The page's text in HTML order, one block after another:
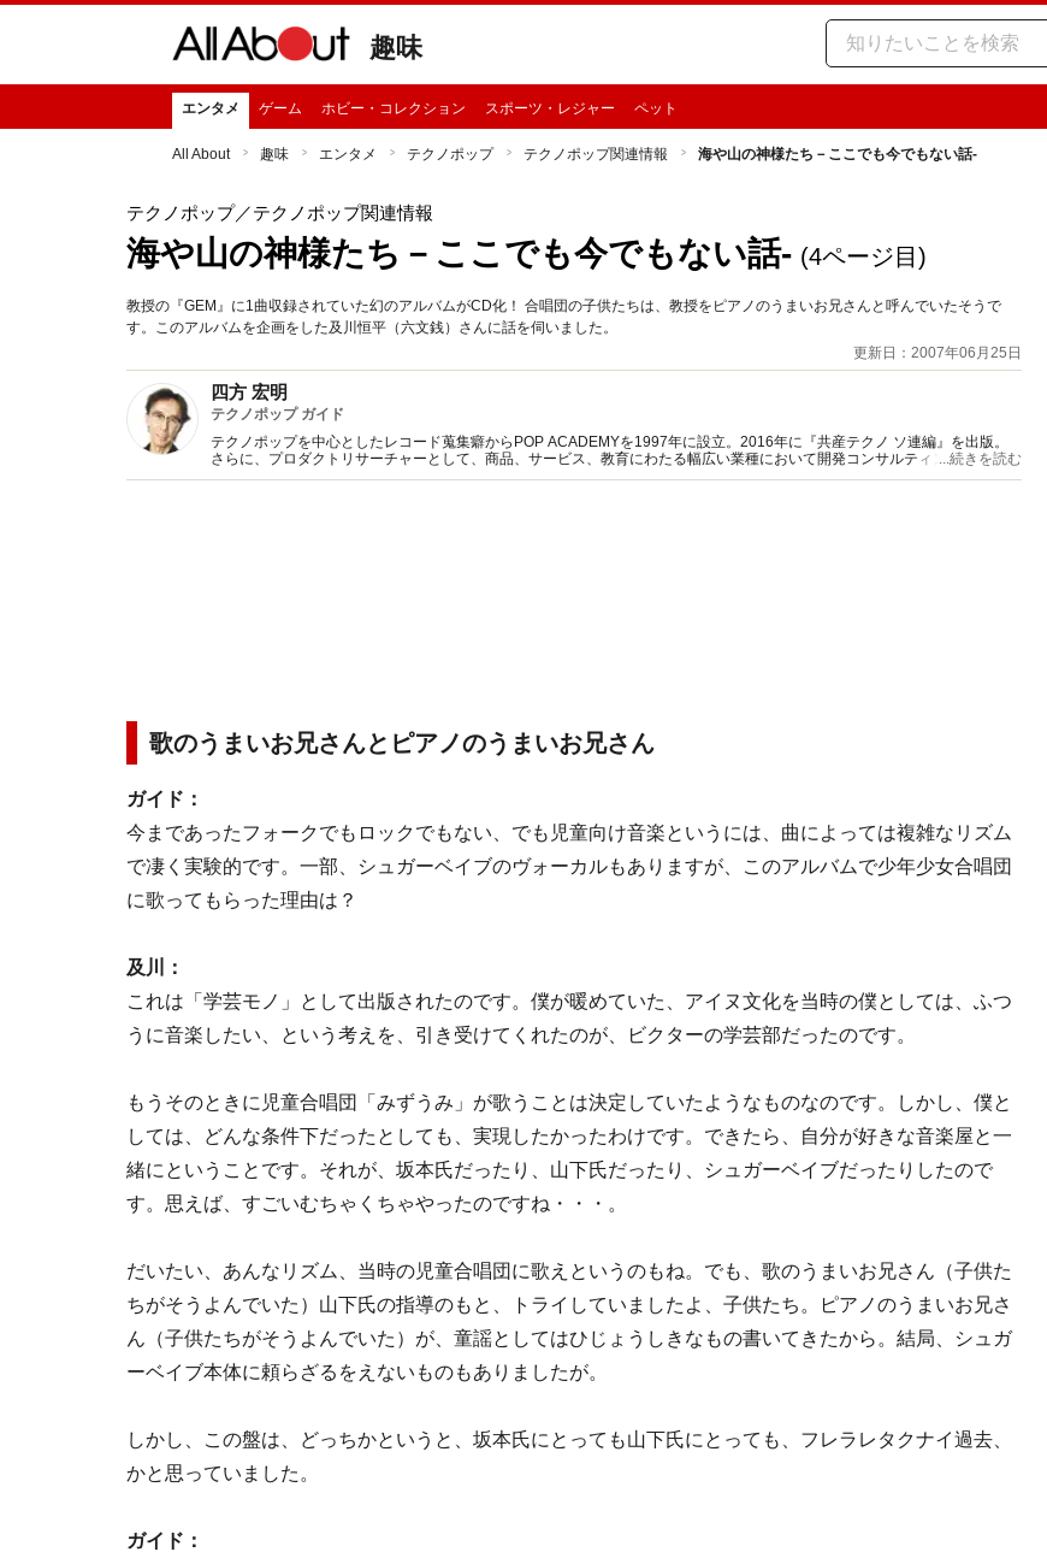
趣味
エンタメ ゲーム ホビー・コレクション スポーツ・レジャー ペット
All About 趣味 エンタメ テクノポップ テクノポップ関連情報 海や山の神様たち－ここでも今でもない話-
テクノポップ／テクノポップ関連情報
海や山の神様たち－ここでも今でもない話- (4ページ目)
教授の『GEM』に1曲収録されていた幻のアルバムがCD化！ 合唱団の子供たちは、教授をピアノのうまいお兄さんと呼んでいたそうで
す。このアルバムを企画をした及川恒平（六文銭）さんに話を伺いました。
更新日：2007年06月25日
四方 宏明
テクノポップ ガイド
テクノポップを中心としたレコード蒐集癖からPOP ACADEMYを1997年に設立。2016年に『共産テクノ ソ連編』を出版。
さらに、プロダクトリサーチャーとして、商品、サービス、教育にわたる幅広い業種において開発コンサルティングに従事。
Twitter（hiroaki4kata）も随時更新。
...続きを読む
歌のうまいお兄さんとピアノのうまいお兄さん
ガイド：
今まであったフォークでもロックでもない、でも児童向け音楽というには、曲によっては複雑なリズム
で凄く実験的です。一部、シュガーベイブのヴォーカルもありますが、このアルバムで少年少女合唱団
に歌ってもらった理由は？
及川：
これは「学芸モノ」として出版されたのです。僕が暖めていた、アイヌ文化を当時の僕としては、ふつ
うに音楽したい、という考えを、引き受けてくれたのが、ビクターの学芸部だったのです。
もうそのときに児童合唱団「みずうみ」が歌うことは決定していたようなものなのです。しかし、僕と
しては、どんな条件下だったとしても、実現したかったわけです。できたら、自分が好きな音楽屋と一
緒にということです。それが、坂本氏だったり、山下氏だったり、シュガーベイブだったりしたので
す。思えば、すごいむちゃくちゃやったのですね・・・。
だいたい、あんなリズム、当時の児童合唱団に歌えというのもね。でも、歌のうまいお兄さん（子供た
ちがそうよんでいた）山下氏の指導のもと、トライしていましたよ、子供たち。ピアノのうまいお兄さ
ん（子供たちがそうよんでいた）が、童謡としてはひじょうしきなもの書いてきたから。結局、シュガ
ーベイブ本体に頼らざるをえないものもありましたが。
しかし、この盤は、どっちかというと、坂本氏にとっても山下氏にとっても、フレラレタクナイ過去、
かと思っていました。
ガイド：